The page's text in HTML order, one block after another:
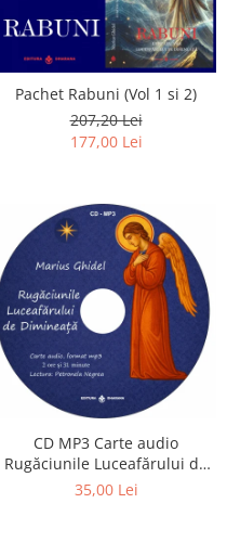
Pachet Rabuni (Vol 1 si 2)
207,20 Lei
177,00 Lei
CD MP3 Carte audio
Rugăciunile Luceafărului de
dimineață
35,00 Lei